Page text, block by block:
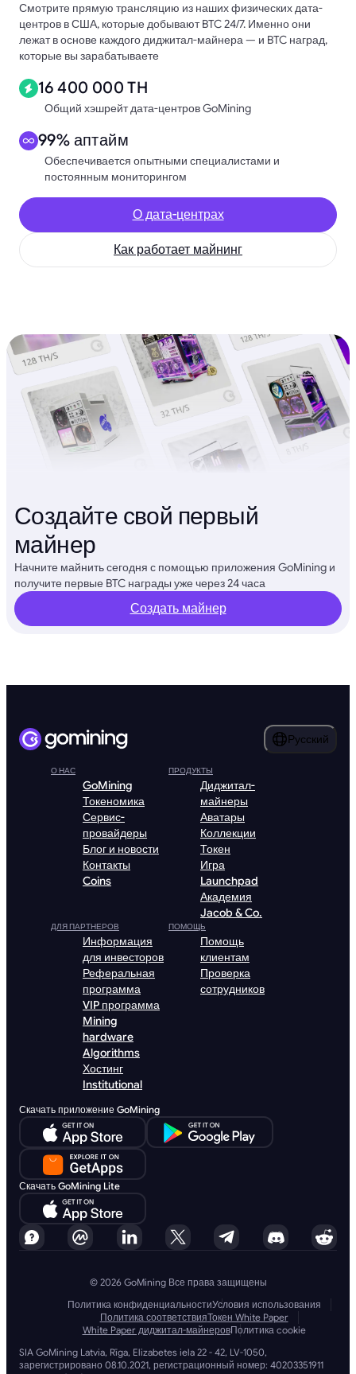
Смотрите прямую трансляцию из наших физических дата-
центров в США, которые добывают BTC 24/7. Именно они
лежат в основе каждого диджитал-майнера — и BTC наград,
которые вы зарабатываете
16 400 000 TH
Общий хэшрейт дата-центров GoMining
99% аптайм
Обеспечивается опытными специалистами и
постоянным мониторингом
О дата-центрах
Как работает майнинг
Создайте свой первый
майнер
Начните майнить сегодня с помощью приложения GoMining и
получите первые BTC награды уже через 24 часа
Создать майнер
Русский
О НАС
GoMining
Токеномика
Сервис-
провайдеры
Блог и новости
Контакты
Coins
ПРОДУКТЫ
Диджитал-
майнеры
Аватары
Коллекции
Токен
Игра
Launchpad
Академия
Jacob & Co.
ДЛЯ ПАРТНЕРОВ
Информация
для инвесторов
Реферальная
программа
VIP программа
Mining
hardware
Algorithms
Хостинг
Institutional
ПОМОЩЬ
Помощь
клиентам
Проверка
сотрудников
Скачать приложение GoMining
Скачать GoMining Lite
© 2026 GoMining Все права защищены
Политика конфиденциальностиУсловия использования
Политика соответствияТокен White Paper
White Paper диджитал-майнеровПолитика cookie
SIA GoMining Latvia, Rīga, Elizabetes iela 22 - 42, LV-1050,
зарегистрировано 08.10.2021, регистрационный номер: 40203351911